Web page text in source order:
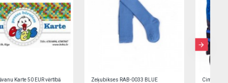
Elektroniskais seifs-krājkase 23545 Pārtinamais matracis HAPPY STARS 70x50 cm 85773